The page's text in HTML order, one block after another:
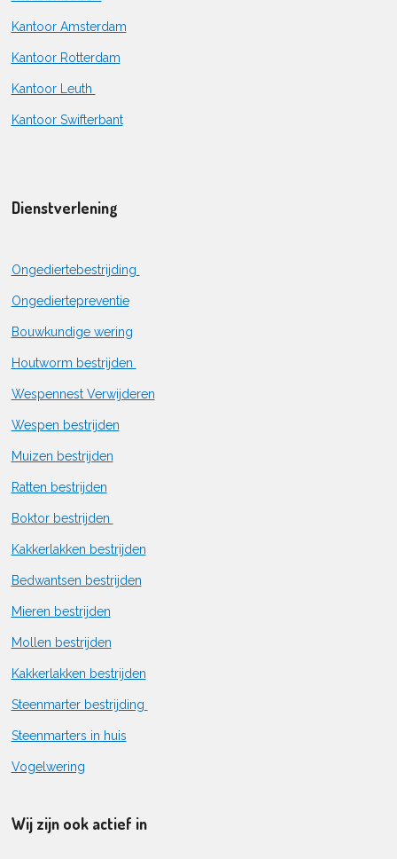
Kantoor Amsterdam
Kantoor Rotterdam
Kantoor Leuth
Kantoor Swifterbant
Dienstverlening
Ongediertebestrijding
Ongediertepreventie
Bouwkundige wering
Houtworm bestrijden
Wespennest Verwijderen
Wespen bestrijden
Muizen bestrijden
Ratten bestrijden
Boktor bestrijden
Kakkerlakken bestrijden
Bedwantsen bestrijden
Mieren bestrijden
Mollen bestrijden
Kakkerlakken bestrijden
Steenmarter bestrijding
Steenmarters in huis
Vogelwering
Wij zijn ook actief in